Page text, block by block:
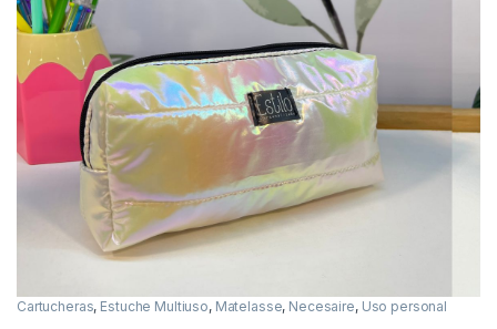
Cartucheras, Estuche Multiuso, Matelasse, Necesaire, Uso personal